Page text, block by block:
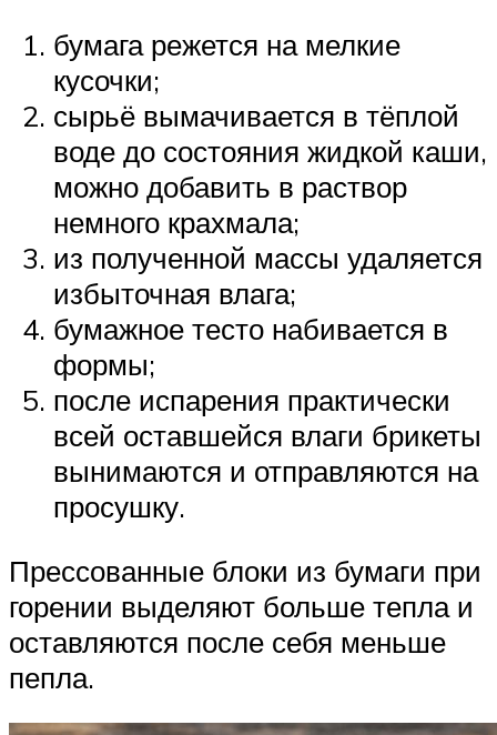
бумага режется на мелкие
кусочки;
сырьё вымачивается в тёплой
воде до состояния жидкой каши,
можно добавить в раствор
немного крахмала;
из полученной массы удаляется
избыточная влага;
бумажное тесто набивается в
формы;
после испарения практически
всей оставшейся влаги брикеты
вынимаются и отправляются на
просушку.
Прессованные блоки из бумаги при
горении выделяют больше тепла и
оставляются после себя меньше
пепла.